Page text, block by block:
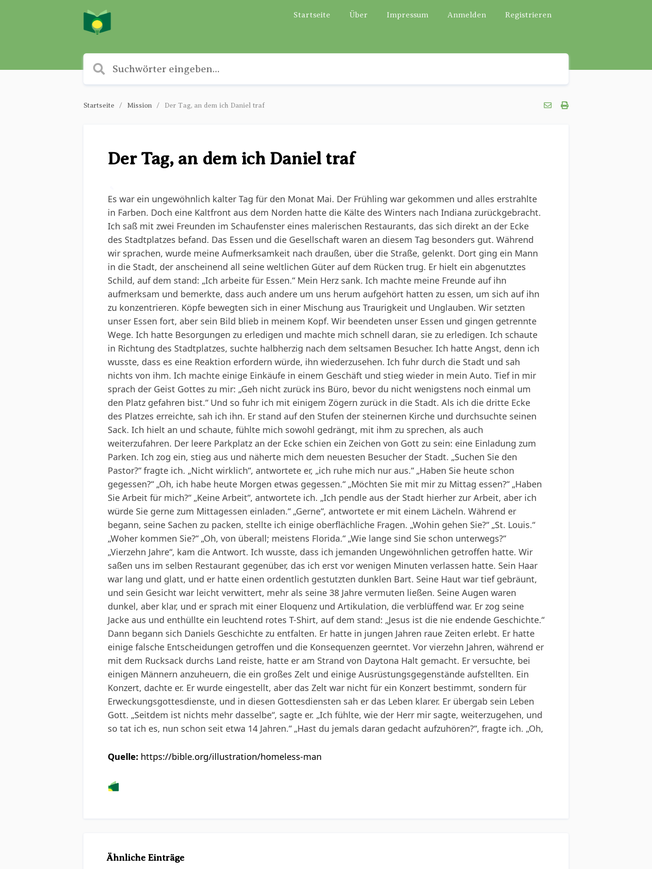
Startseite Über Impressum Anmelden Registrieren
Startseite Mission Der Tag, an dem ich Daniel traf
Der Tag, an dem ich Daniel traf
Es war ein ungewöhnlich kalter Tag für den Monat Mai. Der Frühling war gekommen und alles erstrahlte
in Farben. Doch eine Kaltfront aus dem Norden hatte die Kälte des Winters nach Indiana zurückgebracht.
Ich saß mit zwei Freunden im Schaufenster eines malerischen Restaurants, das sich direkt an der Ecke
des Stadtplatzes befand. Das Essen und die Gesellschaft waren an diesem Tag besonders gut. Während
wir sprachen, wurde meine Aufmerksamkeit nach draußen, über die Straße, gelenkt. Dort ging ein Mann
in die Stadt, der anscheinend all seine weltlichen Güter auf dem Rücken trug. Er hielt ein abgenutztes
Schild, auf dem stand: „Ich arbeite für Essen.“ Mein Herz sank. Ich machte meine Freunde auf ihn
aufmerksam und bemerkte, dass auch andere um uns herum aufgehört hatten zu essen, um sich auf ihn
zu konzentrieren. Köpfe bewegten sich in einer Mischung aus Traurigkeit und Unglauben. Wir setzten
unser Essen fort, aber sein Bild blieb in meinem Kopf. Wir beendeten unser Essen und gingen getrennte
Wege. Ich hatte Besorgungen zu erledigen und machte mich schnell daran, sie zu erledigen. Ich schaute
in Richtung des Stadtplatzes, suchte halbherzig nach dem seltsamen Besucher. Ich hatte Angst, denn ich
wusste, dass es eine Reaktion erfordern würde, ihn wiederzusehen. Ich fuhr durch die Stadt und sah
nichts von ihm. Ich machte einige Einkäufe in einem Geschäft und stieg wieder in mein Auto. Tief in mir
sprach der Geist Gottes zu mir: „Geh nicht zurück ins Büro, bevor du nicht wenigstens noch einmal um
den Platz gefahren bist.“ Und so fuhr ich mit einigem Zögern zurück in die Stadt. Als ich die dritte Ecke
des Platzes erreichte, sah ich ihn. Er stand auf den Stufen der steinernen Kirche und durchsuchte seinen
Sack. Ich hielt an und schaute, fühlte mich sowohl gedrängt, mit ihm zu sprechen, als auch
weiterzufahren. Der leere Parkplatz an der Ecke schien ein Zeichen von Gott zu sein: eine Einladung zum
Parken. Ich zog ein, stieg aus und näherte mich dem neuesten Besucher der Stadt. „Suchen Sie den
Pastor?“ fragte ich. „Nicht wirklich“, antwortete er, „ich ruhe mich nur aus.“ „Haben Sie heute schon
gegessen?“ „Oh, ich habe heute Morgen etwas gegessen.“ „Möchten Sie mit mir zu Mittag essen?“ „Haben
Sie Arbeit für mich?“ „Keine Arbeit“, antwortete ich. „Ich pendle aus der Stadt hierher zur Arbeit, aber ich
würde Sie gerne zum Mittagessen einladen.“ „Gerne“, antwortete er mit einem Lächeln. Während er
begann, seine Sachen zu packen, stellte ich einige oberflächliche Fragen. „Wohin gehen Sie?“ „St. Louis.“
„Woher kommen Sie?“ „Oh, von überall; meistens Florida.“ „Wie lange sind Sie schon unterwegs?“
„Vierzehn Jahre“, kam die Antwort. Ich wusste, dass ich jemanden Ungewöhnlichen getroffen hatte. Wir
saßen uns im selben Restaurant gegenüber, das ich erst vor wenigen Minuten verlassen hatte. Sein Haar
war lang und glatt, und er hatte einen ordentlich gestutzten dunklen Bart. Seine Haut war tief gebräunt,
und sein Gesicht war leicht verwittert, mehr als seine 38 Jahre vermuten ließen. Seine Augen waren
dunkel, aber klar, und er sprach mit einer Eloquenz und Artikulation, die verblüffend war. Er zog seine
Jacke aus und enthüllte ein leuchtend rotes T-Shirt, auf dem stand: „Jesus ist die nie endende Geschichte.“
Dann begann sich Daniels Geschichte zu entfalten. Er hatte in jungen Jahren raue Zeiten erlebt. Er hatte
einige falsche Entscheidungen getroffen und die Konsequenzen geerntet. Vor vierzehn Jahren, während er
mit dem Rucksack durchs Land reiste, hatte er am Strand von Daytona Halt gemacht. Er versuchte, bei
einigen Männern anzuheuern, die ein großes Zelt und einige Ausrüstungsgegenstände aufstellten. Ein
Konzert, dachte er. Er wurde eingestellt, aber das Zelt war nicht für ein Konzert bestimmt, sondern für
Erweckungsgottesdienste, und in diesen Gottesdiensten sah er das Leben klarer. Er übergab sein Leben
Gott. „Seitdem ist nichts mehr dasselbe“, sagte er. „Ich fühlte, wie der Herr mir sagte, weiterzugehen, und
so tat ich es, nun schon seit etwa 14 Jahren.“ „Hast du jemals daran gedacht aufzuhören?“, fragte ich. „Oh,
Quelle: https://bible.org/illustration/homeless-man
Ähnliche Einträge